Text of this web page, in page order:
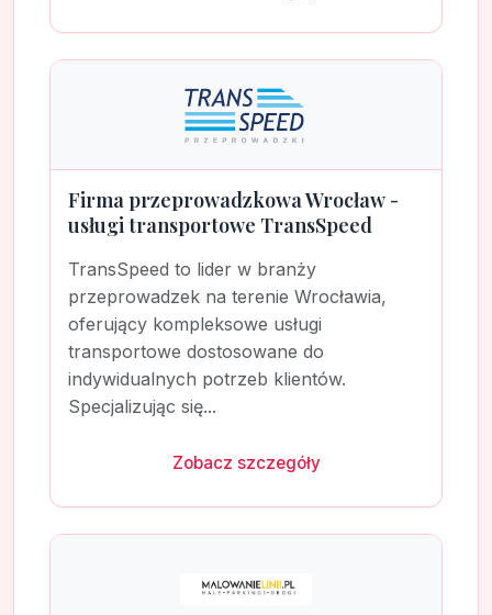
Firma przeprowadzkowa Wrocław -
usługi transportowe TransSpeed
TransSpeed to lider w branży
przeprowadzek na terenie Wrocławia,
oferujący kompleksowe usługi
transportowe dostosowane do
indywidualnych potrzeb klientów.
Specjalizując się...
Zobacz szczegóły